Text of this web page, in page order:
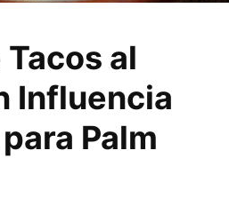
al
Influencia
Palm